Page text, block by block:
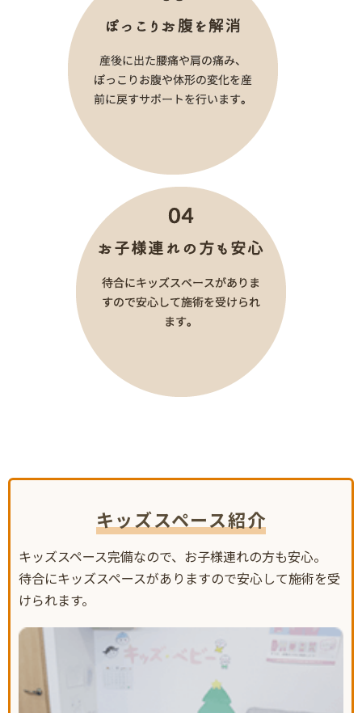
キッズスペース紹介
キッズスペース完備なので、お子様連れの方も安心。
待合にキッズスペースがありますので安心して施術を受
けられます。